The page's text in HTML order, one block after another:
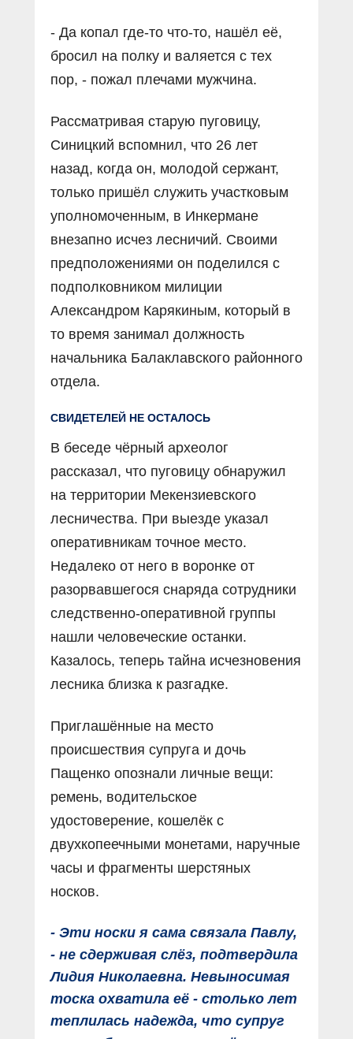
- Да копал где-то что-то, нашёл её,
бросил на полку и валяется с тех
пор, - пожал плечами мужчина.
Рассматривая старую пуговицу,
Синицкий вспомнил, что 26 лет
назад, когда он, молодой сержант,
только пришёл служить участковым
уполномоченным, в Инкермане
внезапно исчез лесничий. Своими
предположениями он поделился с
подполковником милиции
Александром Карякиным, который в
то время занимал должность
начальника Балаклавского районного
отдела.
СВИДЕТЕЛЕЙ НЕ ОСТАЛОСЬ
В беседе чёрный археолог
рассказал, что пуговицу обнаружил
на территории Мекензиевского
лесничества. При выезде указал
оперативникам точное место.
Недалеко от него в воронке от
разорвавшегося снаряда сотрудники
следственно-оперативной группы
нашли человеческие останки.
Казалось, теперь тайна исчезновения
лесника близка к разгадке.
Приглашённые на место
происшествия супруга и дочь
Пащенко опознали личные вещи:
ремень, водительское
удостоверение, кошелёк с
двухкопеечными монетами, наручные
часы и фрагменты шерстяных
носков.
- Эти носки я сама связала Павлу,
- не сдерживая слёз, подтвердила
Лидия Николаевна. Невыносимая
тоска охватила её - столько лет
теплилась надежда, что супруг